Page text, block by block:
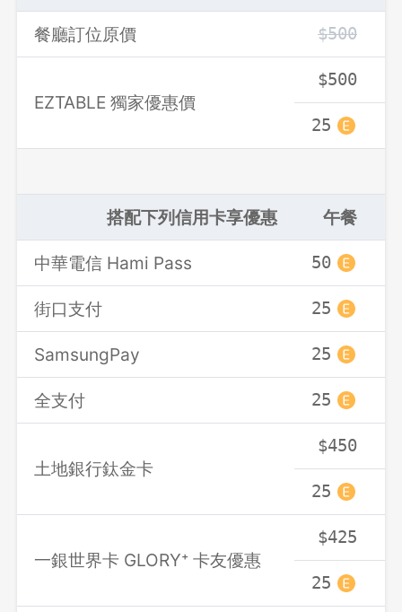
餐廳訂位原價 $500
EZTABLE 獨家優惠價
$500
25
搭配下列信用卡享優惠 午餐
中華電信 Hami Pass 50
街口支付 25
SamsungPay 25
全支付 25
土地銀行鈦金卡
$450
25
一銀世界卡 GLORY⁺ 卡友優惠
$425
25